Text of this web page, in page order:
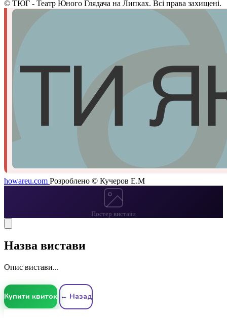
© ТЮГ - Театр Юного Глядача на Липках. Всі права захищені.
howareu.com Розроблено © Кучеров Е.М
Постер вистави
Назва вистави
Опис вистави...
Купити квиток ← Назад